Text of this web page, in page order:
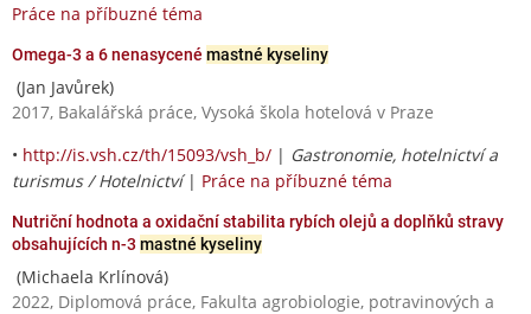
Práce na příbuzné téma
Omega-3 a 6 nenasycené mastné kyseliny
(Jan Javůrek)
2017, Bakalářská práce, Vysoká škola hotelová v Praze
• http://is.vsh.cz/th/15093/vsh_b/ | Gastronomie, hotelnictví a
turismus / Hotelnictví| Práce na příbuzné téma
Nutriční hodnota a oxidační stabilita rybích olejů a doplňků stravy
obsahujících n-3 mastné kyseliny
(Michaela Krlínová)
2022, Diplomová práce, Fakulta agrobiologie, potravinových a